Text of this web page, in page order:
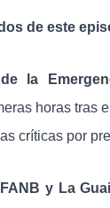
de este
la
horas tras
críticas por
y La